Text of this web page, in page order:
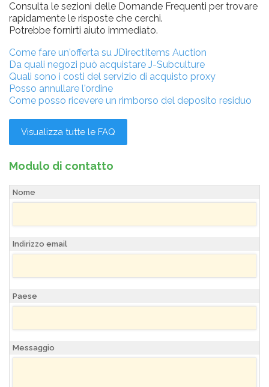
Consulta le sezioni delle Domande Frequenti per trovare
rapidamente le risposte che cerchi.
Potrebbe fornirti aiuto immediato.
Come fare un'offerta su JDirectItems Auction
Da quali negozi può acquistare J-Subculture
Quali sono i costi del servizio di acquisto proxy
Posso annullare l'ordine
Come posso ricevere un rimborso del deposito residuo
Visualizza tutte le FAQ
Modulo di contatto
Nome
Indirizzo email
Paese
Messaggio